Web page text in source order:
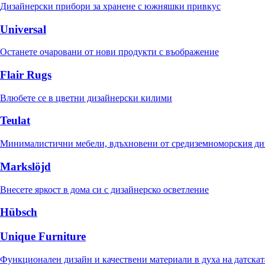
Дизайнерски прибори за хранене с южняшки привкус
Universal
Останете очаровани от нови продукти с въображение
Flair Rugs
Влюбете се в цветни дизайнерски килими
Teulat
Минималистични мебели, вдъхновени от средиземноморския
Markslöjd
Внесете яркост в дома си с дизайнерско осветление
Hübsch
Unique Furniture
Функционален дизайн и качествени материали в духа на